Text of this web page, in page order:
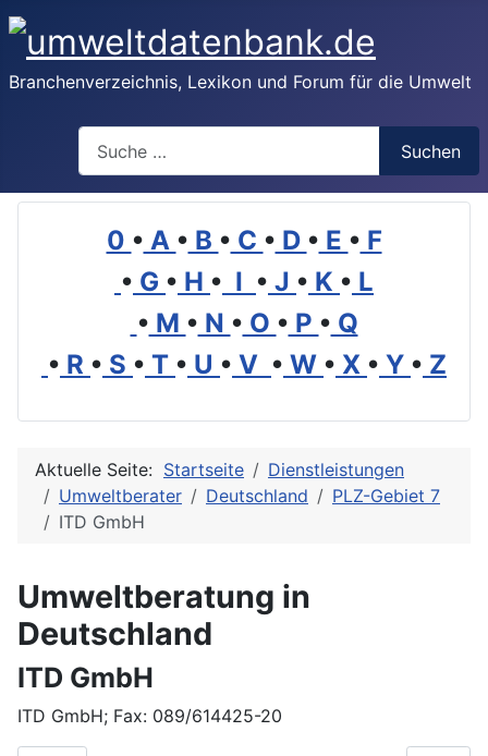
Branchenverzeichnis, Lexikon und Forum für die Umwelt
Suchen
0 • A • B • C • D • E • F
• G • H • I • J • K • L
• M • N • O • P • Q
• R • S • T • U • V • W • X • Y • Z
Aktuelle Seite: Startseite
Dienstleistungen
Umweltberater
Deutschland
PLZ-Gebiet 7
ITD GmbH
Umweltberatung in
Deutschland
ITD GmbH
ITD GmbH; Fax: 089/614425-20